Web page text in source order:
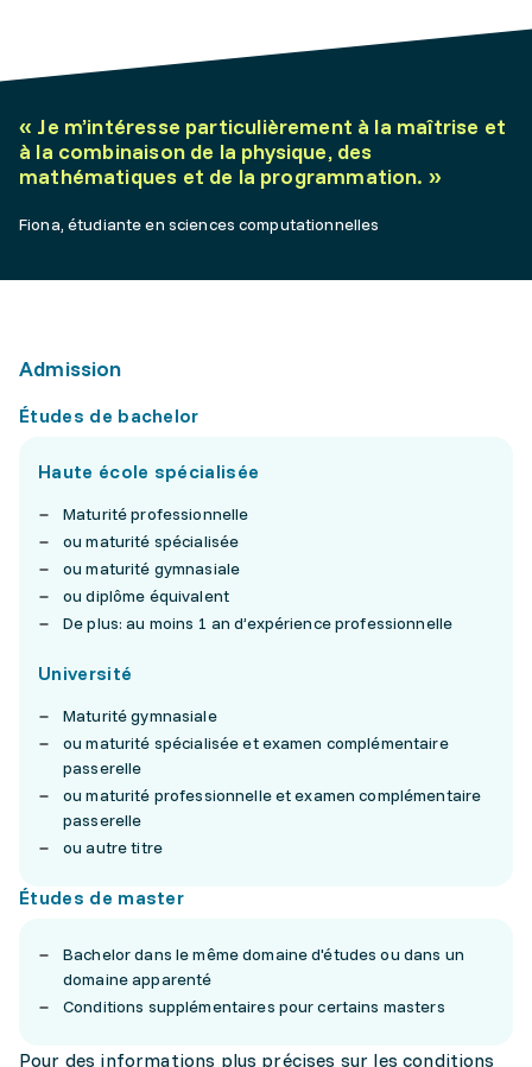
« Je m’intéresse particulièrement à la maîtrise et
à la combinaison de la physique, des
mathématiques et de la programmation. »
Fiona, étudiante en sciences computationnelles
Admission
Études de bachelor
Haute école spécialisée
Maturité professionnelle
ou maturité spécialisée
ou maturité gymnasiale
ou diplôme équivalent
De plus: au moins 1 an d’expérience professionnelle
Université
Maturité gymnasiale
ou maturité spécialisée et examen complémentaire
passerelle
ou maturité professionnelle et examen complémentaire
passerelle
ou autre titre
Études de master
Bachelor dans le même domaine d'études ou dans un
domaine apparenté
Conditions supplémentaires pour certains masters
Pour des informations plus précises sur les conditions